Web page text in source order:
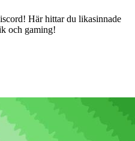
Här hittar du likasinnade
och gaming!